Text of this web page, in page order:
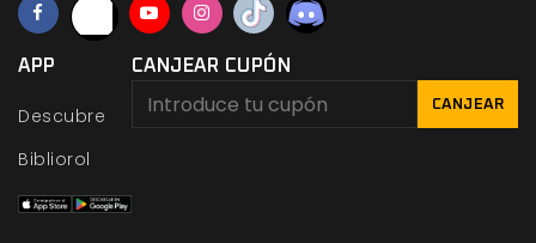
APP
Descubre
Bibliorol
CANJEAR CUPÓN
CANJEAR